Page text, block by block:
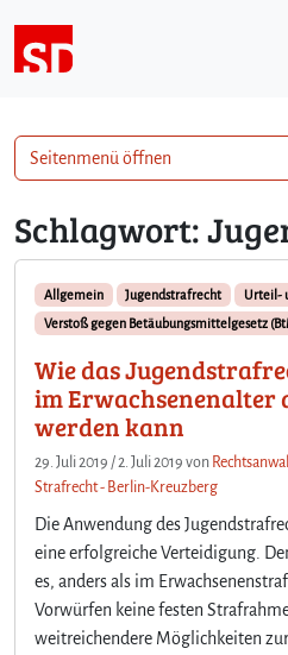
Schlagwort:
Allgemein Jugendstrafrecht
Urteil-
Verstoß gegen Betäubungsmittelgesetz
Wie das
im Erwachsenenalter
werden kann
29. Juli 2019 /2. Juli 2019 von
Strafrecht - Berlin-Kreuzberg
Die Anwendung des
eine erfolgreiche Verteidigung.
es, anders als im
Vorwürfen keine festen
weitreichendere Möglichkeiten
Seitenmenü öffnen